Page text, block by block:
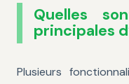
Quelles
principales
Plusieurs